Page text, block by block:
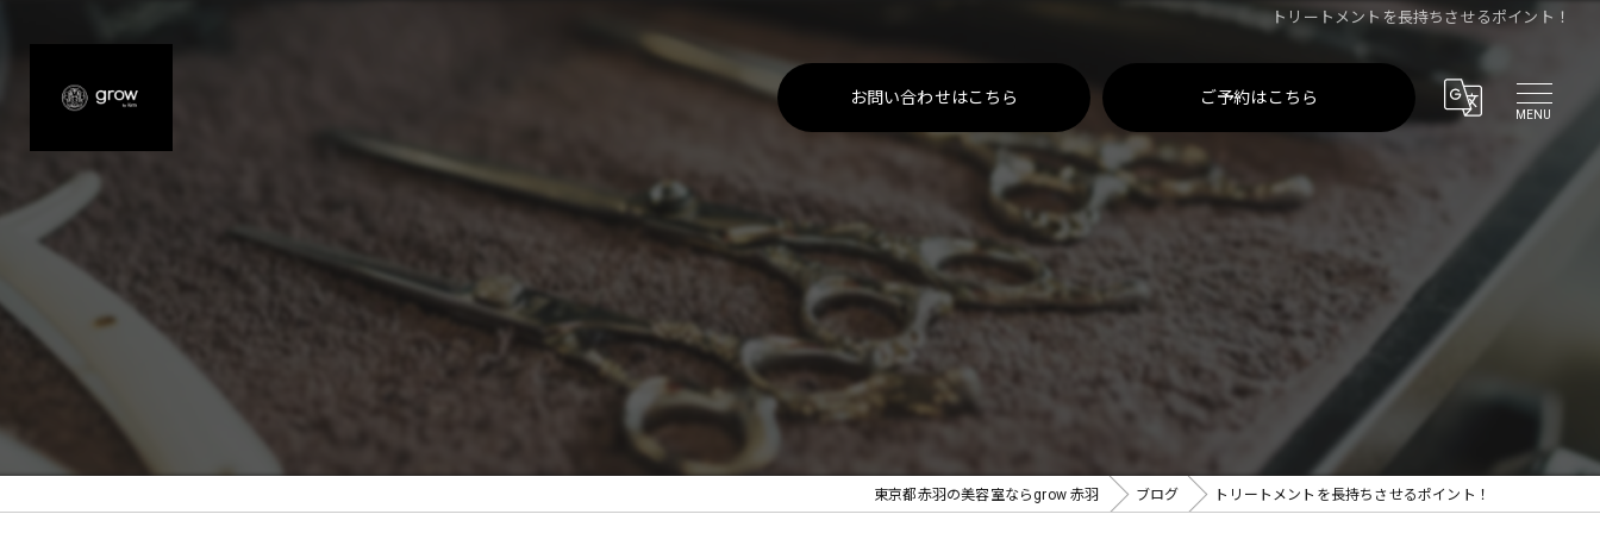
トリートメントを長持ちさせるポイント！
お問い合わせはこちら ご予約はこちら
東京都赤羽の美容室ならgrow 赤羽 ブログ トリートメントを長持ちさせるポイント！